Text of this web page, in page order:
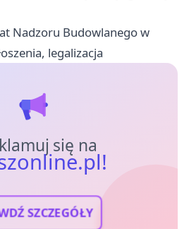
Nadzoru Budowlanego w
legalizacja
się na
SZCZEGÓŁY